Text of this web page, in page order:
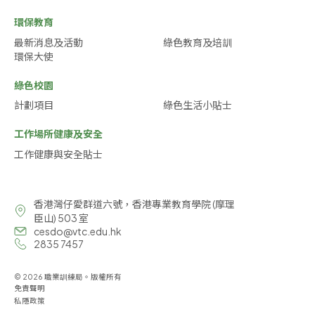
環保教育
最新消息及活動
綠色教育及培訓
環保大使
綠色校園
計劃項目
綠色生活小貼士
工作場所健康及安全
工作健康與安全貼士
香港灣仔愛群道六號，香港專業教育學院 (摩理
臣山) 503 室
cesdo@vtc.edu.hk
2835 7457
© 2026 職業訓練局。版權所有
免責聲明
私隱政策